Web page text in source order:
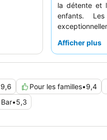
la détente et
enfants.
souvent
Afficher plus
9,6 Pour les familles•9,4
Bar•5,3